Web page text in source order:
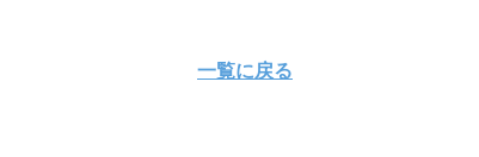
一覧に戻る